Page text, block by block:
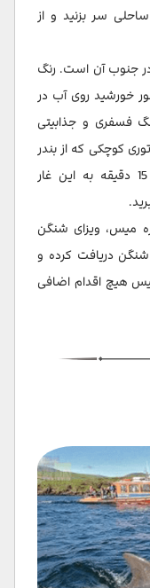
سر بزنید و از
جنوب آن است. رنگ
خورشید روی آب در
فسفری و جذابیتی
کوچکی که از بندر
میس عمل می‌کنند، شما می‌توانید در 15 دقیقه به این غار
میس، ویزای شنگن
دریافت کرده و
هیچ اقدام اضافی